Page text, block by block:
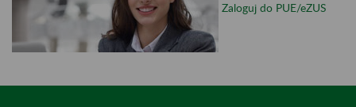
Zaloguj do PUE/eZUS